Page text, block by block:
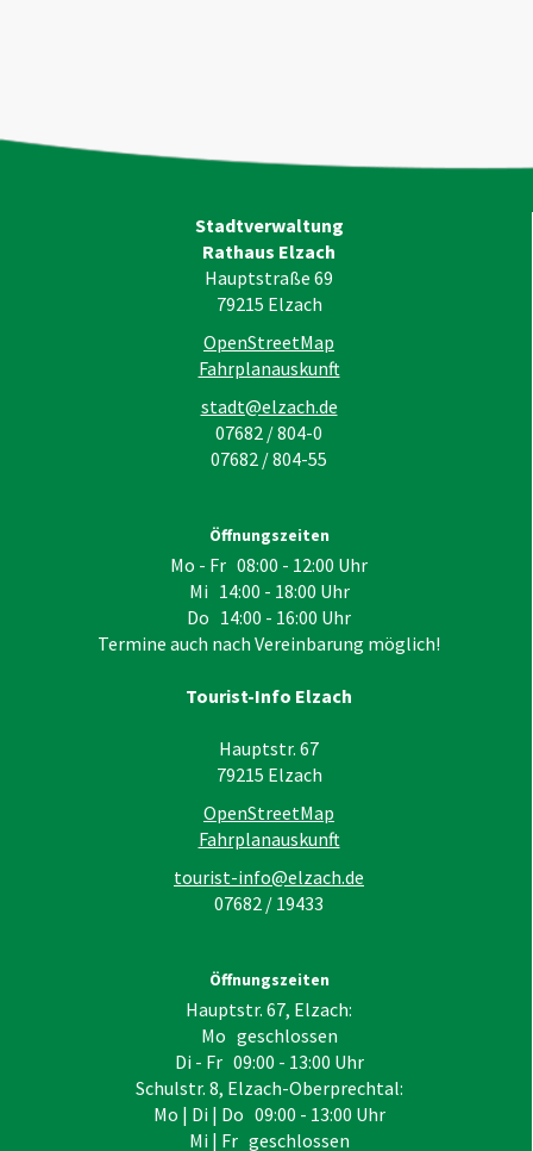
Stadtverwaltung
Rathaus Elzach
Hauptstraße 69
79215 Elzach
OpenStreetMap
Fahrplanauskunft
stadt@elzach.de
07682 / 804-0
07682 / 804-55
Öffnungszeiten
Mo - Fr 08:00 - 12:00 Uhr
Mi 14:00 - 18:00 Uhr
Do 14:00 - 16:00 Uhr
Termine auch nach Vereinbarung möglich!
Tourist-Info Elzach
Hauptstr. 67
79215 Elzach
OpenStreetMap
Fahrplanauskunft
tourist-info@elzach.de
07682 / 19433
Öffnungszeiten
Hauptstr. 67, Elzach:
Mo geschlossen
Di - Fr 09:00 - 13:00 Uhr
Schulstr. 8, Elzach-Oberprechtal:
Mo | Di | Do 09:00 - 13:00 Uhr
Mi | Fr geschlossen